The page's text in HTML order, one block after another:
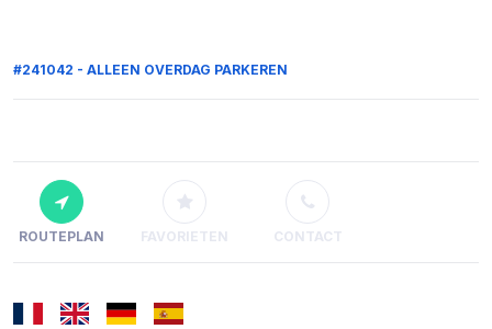
#241042 - ALLEEN OVERDAG PARKEREN
ROUTEPLAN FAVORIETEN CONTACT